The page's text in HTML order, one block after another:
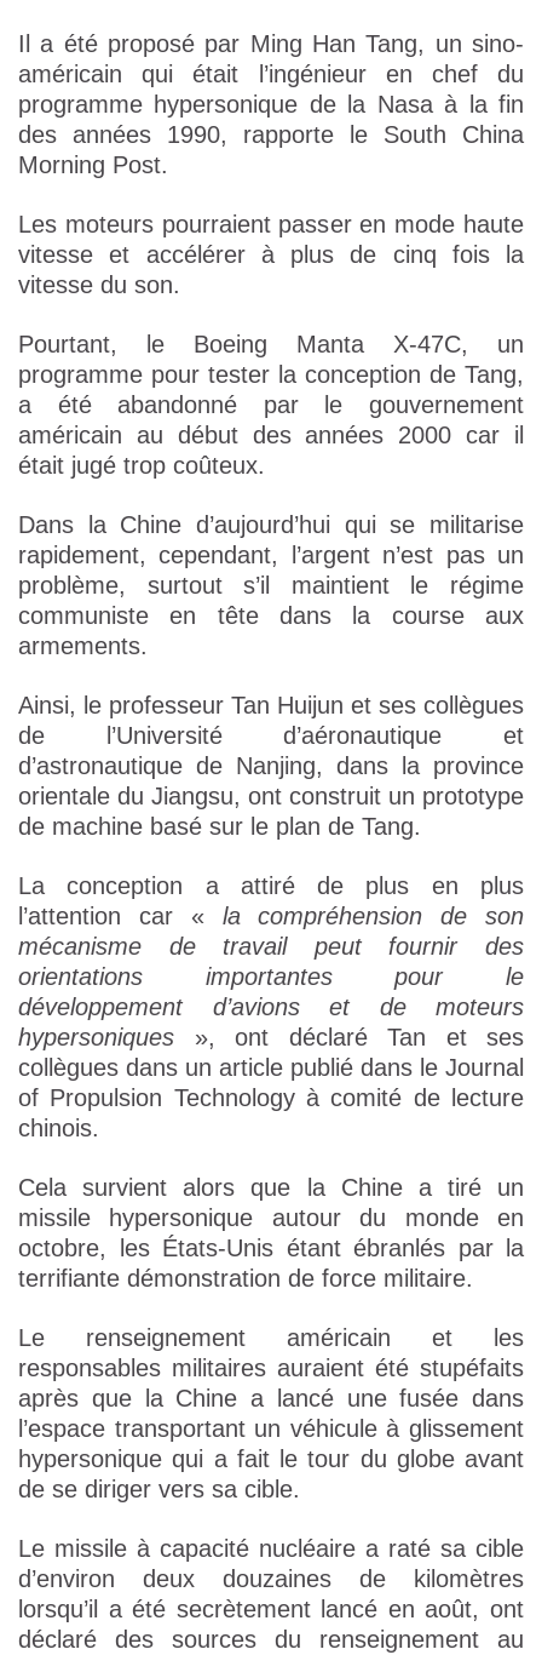
Il a été proposé par Ming Han Tang, un sino-
américain qui était l’ingénieur en chef du
programme hypersonique de la Nasa à la fin
des années 1990, rapporte le South China
Morning Post.
Les moteurs pourraient passer en mode haute
vitesse et accélérer à plus de cinq fois la
vitesse du son.
Pourtant, le Boeing Manta X-47C, un
programme pour tester la conception de Tang,
a été abandonné par le gouvernement
américain au début des années 2000 car il
était jugé trop coûteux.
Dans la Chine d’aujourd’hui qui se militarise
rapidement, cependant, l’argent n’est pas un
problème, surtout s’il maintient le régime
communiste en tête dans la course aux
armements.
Ainsi, le professeur Tan Huijun et ses collègues
de l’Université d’aéronautique et
d’astronautique de Nanjing, dans la province
orientale du Jiangsu, ont construit un prototype
de machine basé sur le plan de Tang.
La conception a attiré de plus en plus
l’attention car « la compréhension de son
mécanisme de travail peut fournir des
orientations importantes pour le
développement d’avions et de moteurs
hypersoniques », ont déclaré Tan et ses
collègues dans un article publié dans le Journal
of Propulsion Technology à comité de lecture
chinois.
Cela survient alors que la Chine a tiré un
missile hypersonique autour du monde en
octobre, les États-Unis étant ébranlés par la
terrifiante démonstration de force militaire.
Le renseignement américain et les
responsables militaires auraient été stupéfaits
après que la Chine a lancé une fusée dans
l’espace transportant un véhicule à glissement
hypersonique qui a fait le tour du globe avant
de se diriger vers sa cible.
Le missile à capacité nucléaire a raté sa cible
d’environ deux douzaines de kilomètres
lorsqu’il a été secrètement lancé en août, ont
déclaré des sources du renseignement au